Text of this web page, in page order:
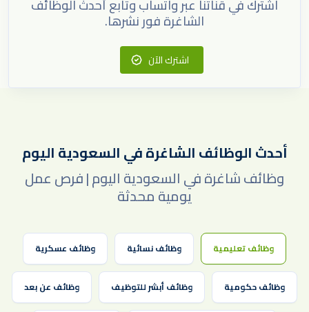
اشترك في قناتنا عبر واتساب وتابع أحدث الوظائف
الشاغرة فور نشرها.
اشترك الآن
أحدث الوظائف الشاغرة في السعودية اليوم
وظائف شاغرة في السعودية اليوم | فرص عمل
يومية محدثة
وظائف تعليمية وظائف نسائية وظائف عسكرية
وظائف حكومية وظائف أبشر للتوظيف وظائف عن بعد